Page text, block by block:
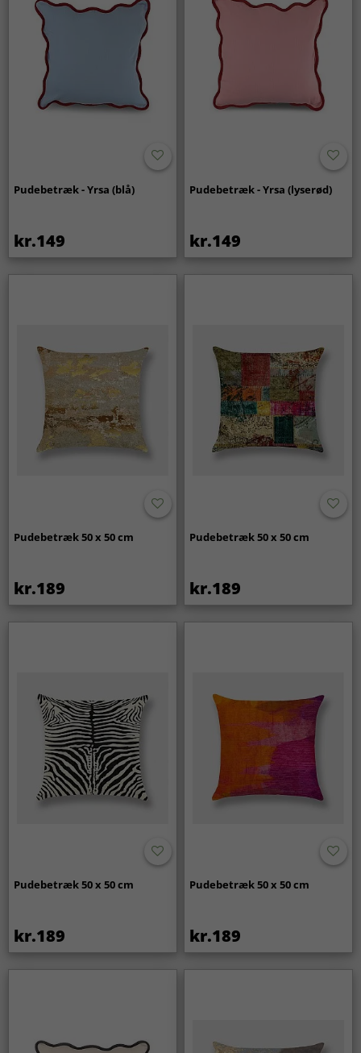
Pudebetræk - Yrsa (blå)
kr.149
Pudebetræk - Yrsa (lyserød)
kr.149
Pudebetræk 50 x 50 cm
kr.189
Pudebetræk 50 x 50 cm
kr.189
Pudebetræk 50 x 50 cm
kr.189
Pudebetræk 50 x 50 cm
kr.189